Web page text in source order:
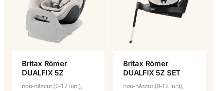
Britax Römer
DUALFIX 5Z
nou-născut (0-12 luni),
Britax Römer
DUALFIX 5Z SET
nou-născut (0-12 luni),